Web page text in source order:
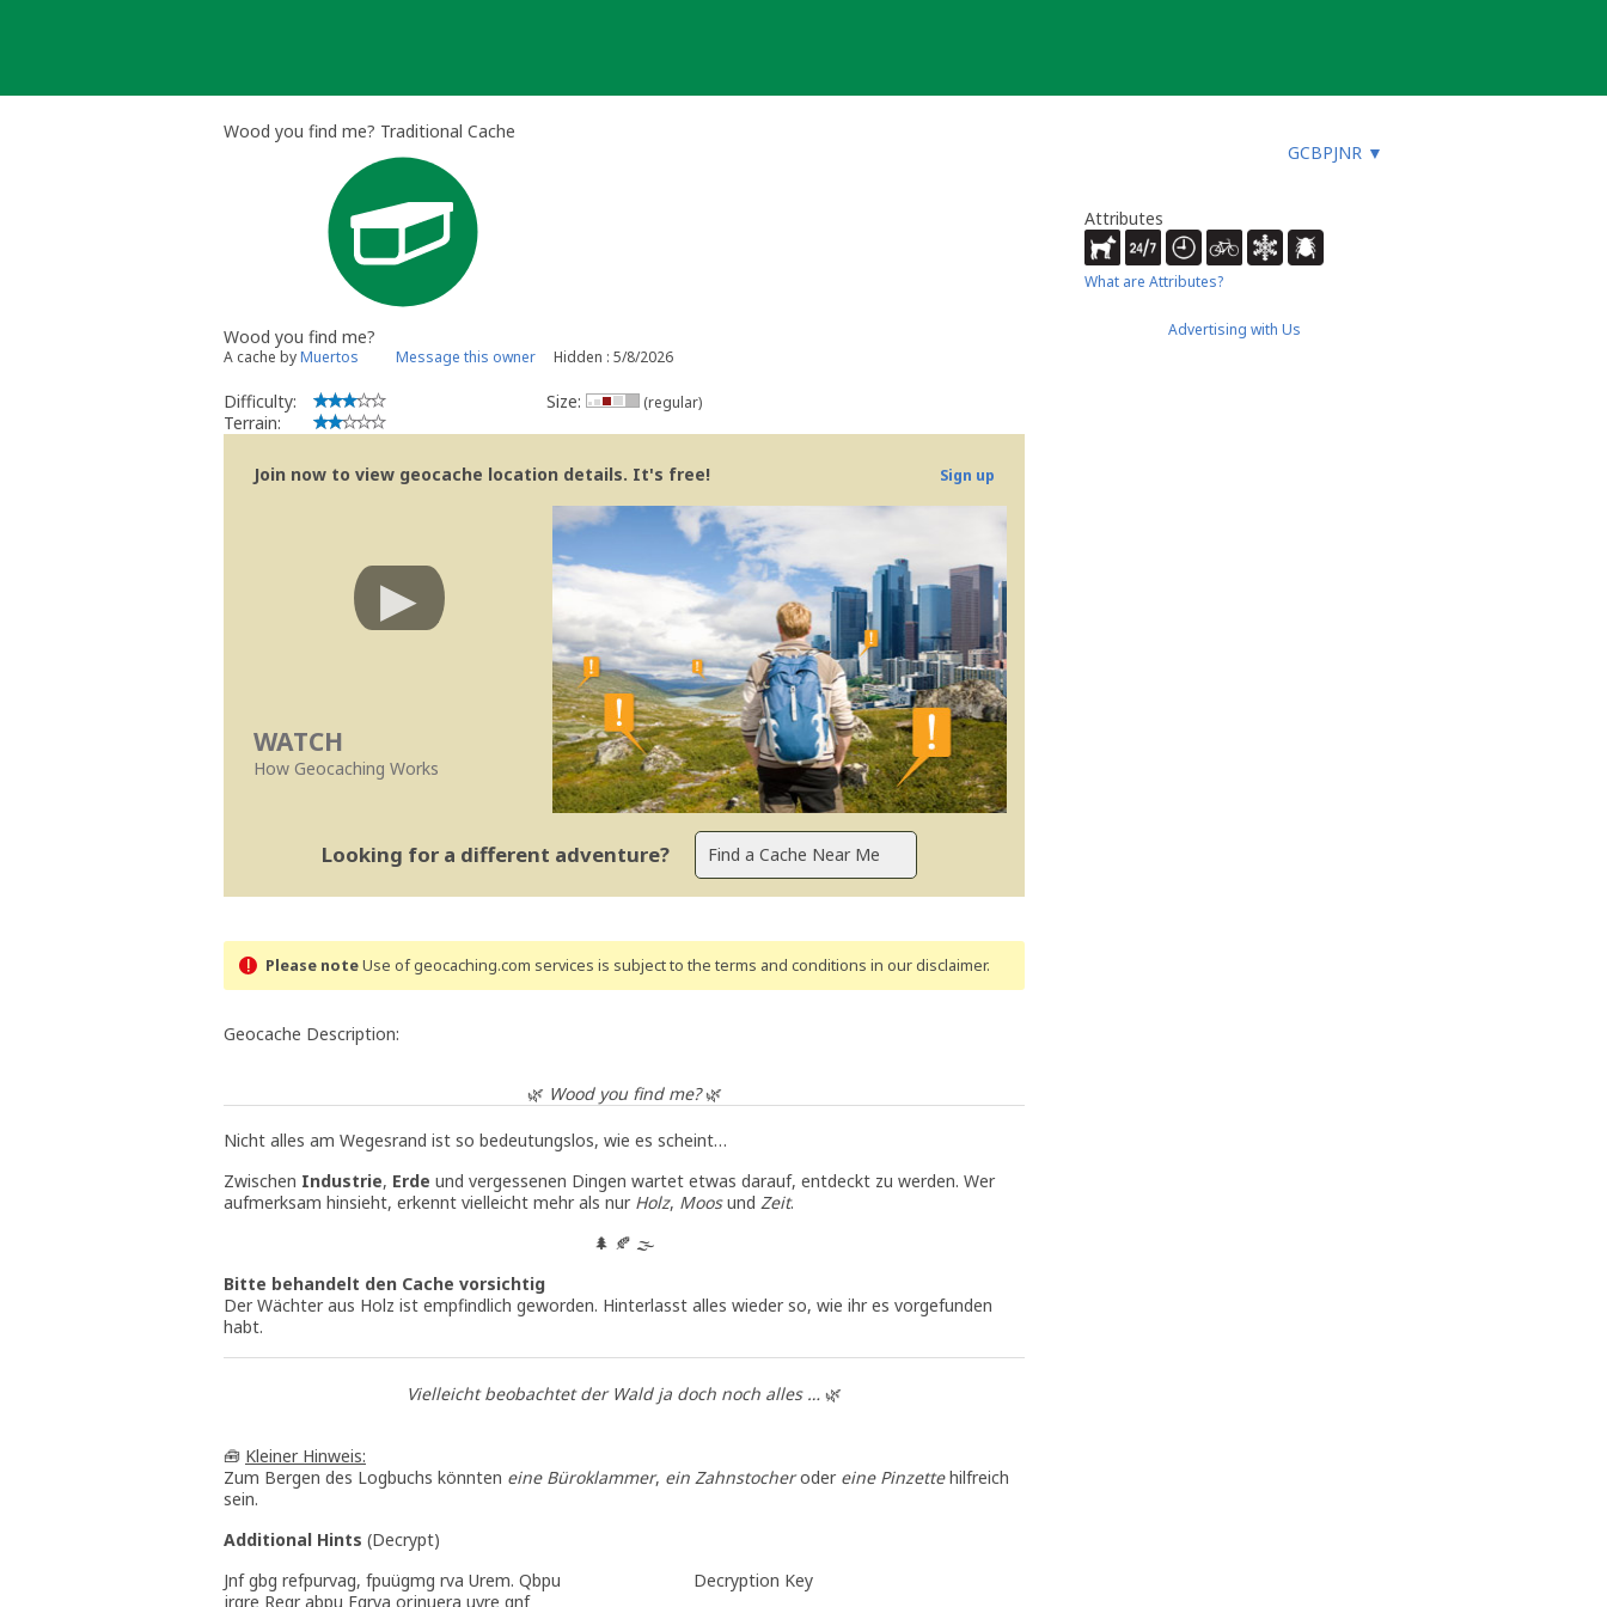
Wood you find me? Traditional Cache
GCBPJNR ▼
Wood you find me?
A cache byMuertos Message this owner Hidden : 5/8/2026
Difficulty:
Terrain:
Size: (regular)
Join now to view geocache location details. It's free! Sign up
WATCH
How Geocaching Works
Looking for a different adventure?
Please noteUse of geocaching.com services is subject to the terms and conditions in our disclaimer.
Geocache Description:
🌿 Wood you find me?🌿
Nicht alles am Wegesrand ist so bedeutungslos, wie es scheint…
Zwischen Industrie, Erde und vergessenen Dingen wartet etwas darauf, entdeckt zu werden. Wer
aufmerksam hinsieht, erkennt vielleicht mehr als nur Holz, Moosund Zeit.
🌲 🍂 🌫️
Bitte behandelt den Cache vorsichtig
Der Wächter aus Holz ist empfindlich geworden. Hinterlasst alles wieder so, wie ihr es vorgefunden
habt.
Vielleicht beobachtet der Wald ja doch noch alles … 🌿
🧰 Kleiner Hinweis:
Zum Bergen des Logbuchs könnten eine Büroklammer, ein Zahnstocheroder eine Pinzettehilfreich
sein.
Additional Hints (Decrypt)
Jnf gbg refpurvag, fpuügmg rva Urem. Qbpu
jrqre Reqr abpu Fgrva orjnuera uvre qnf
Decryption Key
Attributes
What are Attributes?
Advertising with Us